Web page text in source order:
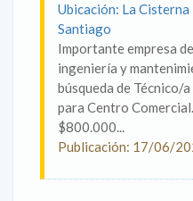
Ubicación: La
Santiago
Importante empresa
ingeniería y
búsqueda de Técnico/
para Centro
$800.000...
Publicación: 17/06/